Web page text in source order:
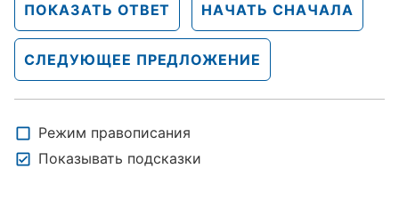
ПОКАЗАТЬ ОТВЕТ НАЧАТЬ СНАЧАЛА
СЛЕДУЮЩЕЕ ПРЕДЛОЖЕНИЕ
Режим правописания
Показывать подсказки